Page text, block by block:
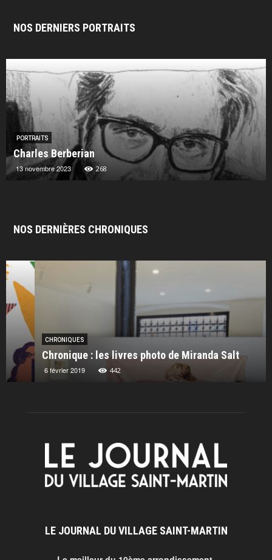
NOS DERNIERS PORTRAITS
PORTRAITS
Charles Berberian
13 novembre 2023 268
NOS DERNIÈRES CHRONIQUES
CHRONIQUES
Chronique : les livres photo de Miranda Salt
6 février 2019 442
LE JOURNAL DU VILLAGE SAINT-MARTIN